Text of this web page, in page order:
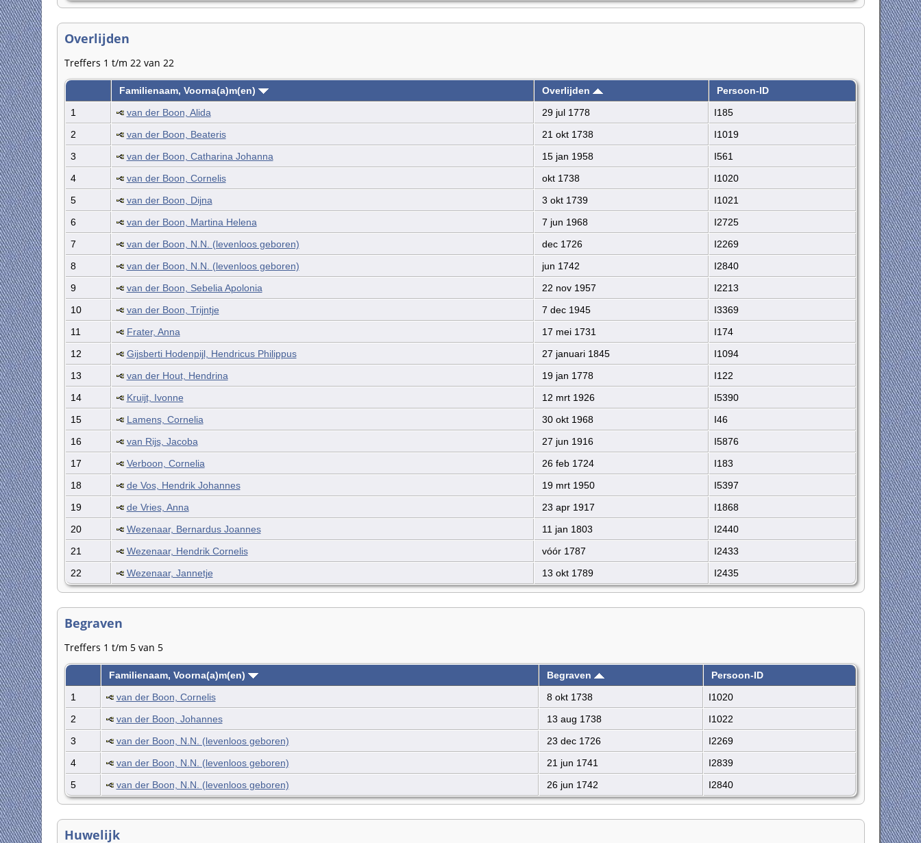
Overlijden
Treffers 1 t/m 22 van 22
Familienaam, Voorna(a)m(en) Overlijden
Persoon-ID
1
van der Boon, Alida 29 jul 1778
I185
2
van der Boon, Beateris 21 okt 1738
I1019
3
van der Boon, Catharina Johanna 15 jan 1958
I561
4
van der Boon, Cornelis okt 1738
I1020
5
van der Boon, Dijna 3 okt 1739
I1021
6
van der Boon, Martina Helena 7 jun 1968
I2725
7
van der Boon, N.N. (levenloos geboren) dec 1726
I2269
8
van der Boon, N.N. (levenloos geboren) jun 1742
I2840
9
van der Boon, Sebelia Apolonia 22 nov 1957
I2213
10
van der Boon, Trijntje 7 dec 1945
I3369
11
Frater, Anna 17 mei 1731
I174
12
Gijsberti Hodenpijl, Hendricus Philippus 27 januari 1845
I1094
13
van der Hout, Hendrina 19 jan 1778
I122
14
Kruijt, Ivonne 12 mrt 1926
I5390
15
Lamens, Cornelia 30 okt 1968
I46
16
van Rijs, Jacoba 27 jun 1916
I5876
17
Verboon, Cornelia 26 feb 1724
I183
18
de Vos, Hendrik Johannes 19 mrt 1950
I5397
19
de Vries, Anna 23 apr 1917
I1868
20
Wezenaar, Bernardus Joannes 11 jan 1803
I2440
21
Wezenaar, Hendrik Cornelis vóór 1787
I2433
22
Wezenaar, Jannetje 13 okt 1789 I2435
Begraven
Treffers 1 t/m 5 van 5
Familienaam, Voorna(a)m(en) Begraven
Persoon-ID
1
van der Boon, Cornelis 8 okt 1738
I1020
2
van der Boon, Johannes 13 aug 1738
I1022
3
van der Boon, N.N. (levenloos geboren) 23 dec 1726
I2269
4
van der Boon, N.N. (levenloos geboren) 21 jun 1741
I2839
5
van der Boon, N.N. (levenloos geboren) 26 jun 1742 I2840
Huwelijk